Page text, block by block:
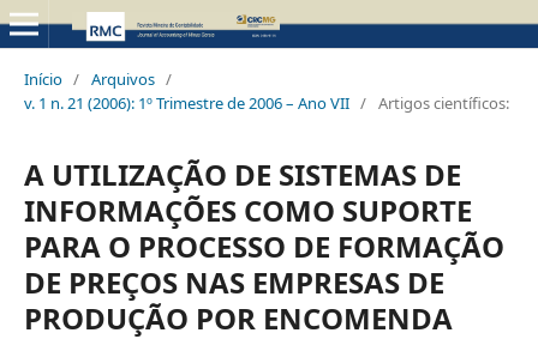
Início / Arquivos /
v. 1 n. 21 (2006): 1º Trimestre de 2006 – Ano VII / Artigos científicos:
A UTILIZAÇÃO DE SISTEMAS DE
INFORMAÇÕES COMO SUPORTE
PARA O PROCESSO DE FORMAÇÃO
DE PREÇOS NAS EMPRESAS DE
PRODUÇÃO POR ENCOMENDA